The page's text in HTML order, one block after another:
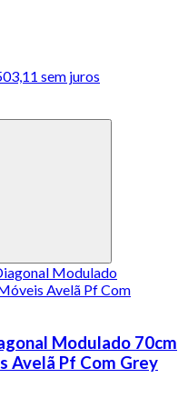
sem juros
Modulado 70cm
Avelã Pf Com Grey